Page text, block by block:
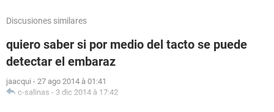
Discusiones similares
quiero saber si por medio del tacto se puede
detectar el embaraz
jaacqui - 27 ago 2014 à 01:41
c-salinas - 3 dic 2014 à 17:42